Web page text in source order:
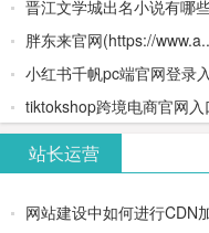
晋江文学城出名小说有哪
胖东来官网(https://
小红书千帆pc端官网登录
tiktokshop跨境电商官网入
站长运营
网站建设中如何进行CDN